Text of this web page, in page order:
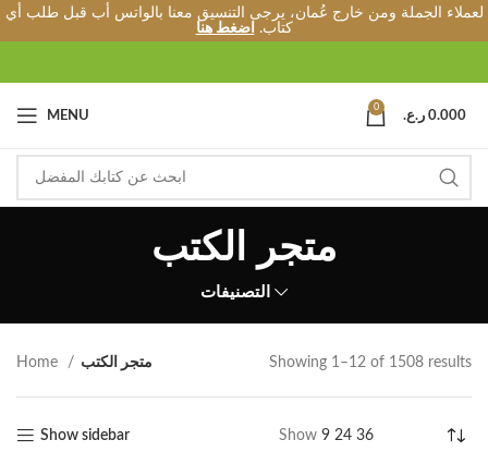
لعملاء الجملة ومن خارج عُمان، يرجى التنسيق معنا بالواتس أب قبل طلب أي
كتاب.
اضغط هنا
MENU
0
0.000 ر.ع.
متجر الكتب
التصنيفات
Home متجر الكتب Showing 1–12 of 1508 results
Show sidebar Show 9 24 36